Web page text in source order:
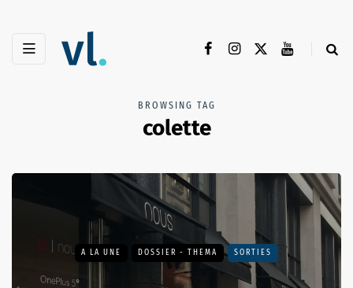
BROWSING TAG
colette
A LA UNE DOSSIER - THEMA SORTIES